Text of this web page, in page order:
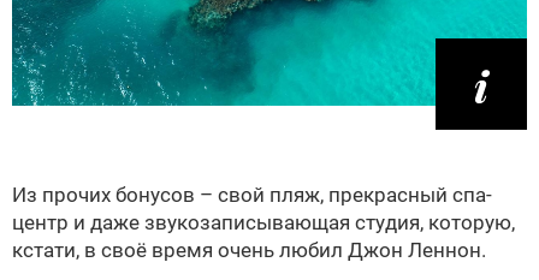
Из прочих бонусов – свой пляж, прекрасный спа-
центр и даже звукозаписывающая студия, которую,
кстати, в своё время очень любил Джон Леннон.